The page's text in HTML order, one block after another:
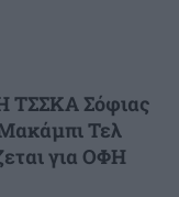
ΤΣΣΚΑ Σόφιας
Τελ
για ΟΦΗ